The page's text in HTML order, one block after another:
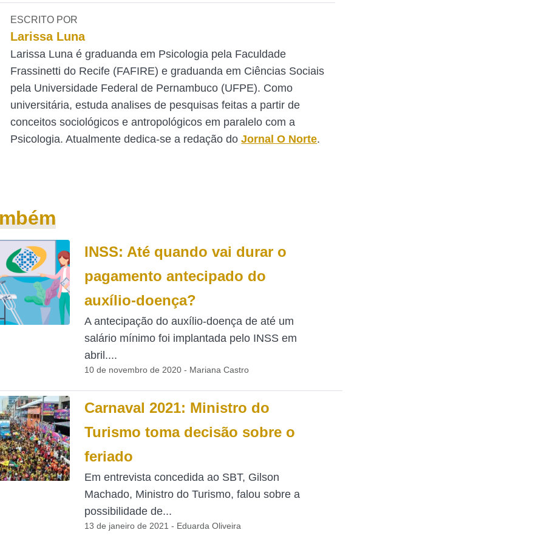
ESCRITO POR
Larissa Luna
Larissa Luna é graduanda em Psicologia pela Faculdade
Frassinetti do Recife (FAFIRE) e graduanda em Ciências Sociais
pela Universidade Federal de Pernambuco (UFPE). Como
universitária, estuda analises de pesquisas feitas a partir de
conceitos sociológicos e antropológicos em paralelo com a
Psicologia. Atualmente dedica-se a redação do Jornal O Norte.
INSS: Até quando vai durar o
pagamento antecipado do
auxílio-doença?
A antecipação do auxílio-doença de até um
salário mínimo foi implantada pelo INSS em
abril....
10 de novembro de 2020 - Mariana Castro
Carnaval 2021: Ministro do
Turismo toma decisão sobre o
feriado
Em entrevista concedida ao SBT, Gilson
Machado, Ministro do Turismo, falou sobre a
possibilidade de...
13 de janeiro de 2021 - Eduarda Oliveira